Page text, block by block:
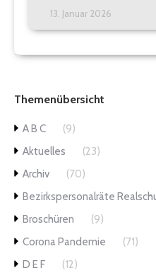
13. Januar 2026
Themenübersicht
A B C
(9)
Aktuelles
(23)
Archiv
(70)
Bezirkspersonalräte
Broschüren
(9)
Corona Pandemie
(71)
D E F
(12)